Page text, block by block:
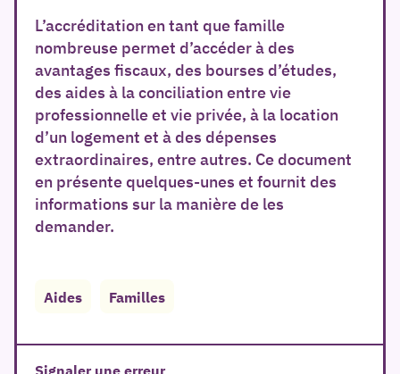
L’accréditation en tant que famille
nombreuse permet d’accéder à des
avantages fiscaux, des bourses d’études,
des aides à la conciliation entre vie
professionnelle et vie privée, à la location
d’un logement et à des dépenses
extraordinaires, entre autres. Ce document
en présente quelques-unes et fournit des
informations sur la manière de les
demander.
Aides Familles
Signaler une erreur